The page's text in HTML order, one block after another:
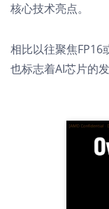
核心技术亮点。
相比以往聚焦FP16
也标志着AI芯片的